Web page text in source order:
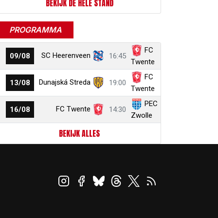
BEKIJK DE HELE STAND
PROGRAMMA
09/08 SC Heerenveen 16:45
FC
Twente
13/08 Dunajská Streda 19:00
FC
Twente
16/08 FC Twente 14:30
PEC
Zwolle
BEKIJK ALLES